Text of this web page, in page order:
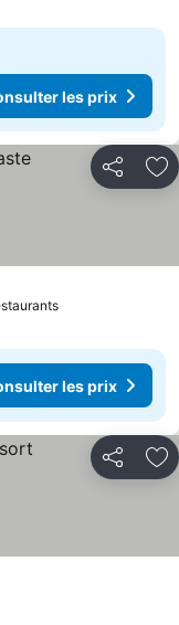
les prix
Partager
les prix
Partager